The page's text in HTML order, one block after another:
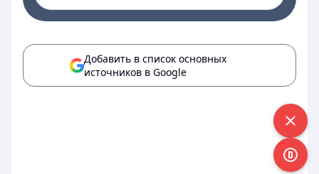
Добавить в список основных
источников в Google